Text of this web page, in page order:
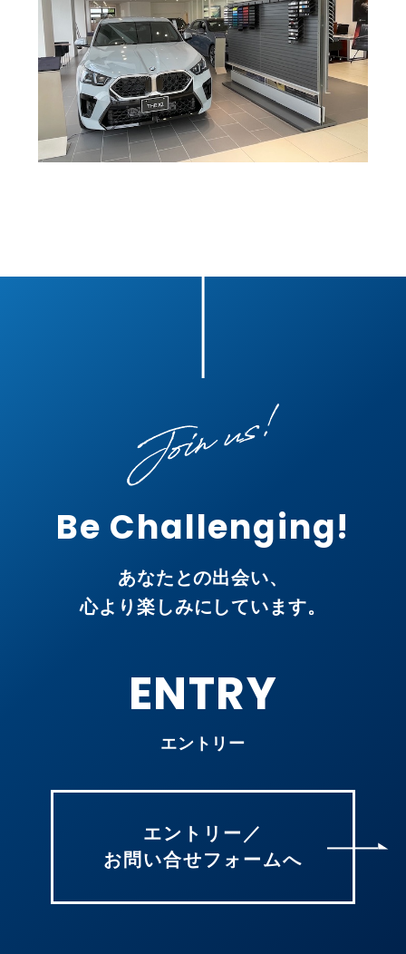
Be Challenging!
あなたとの出会い、
心より楽しみにしています。
ENTRY
エントリー
エントリー／
お問い合せフォームへ